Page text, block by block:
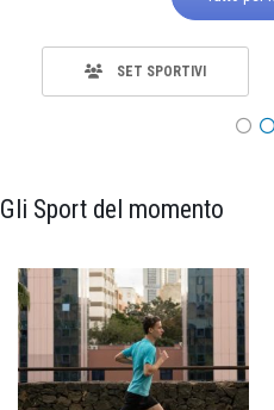
SET SPORTIVI
Gli Sport del momento